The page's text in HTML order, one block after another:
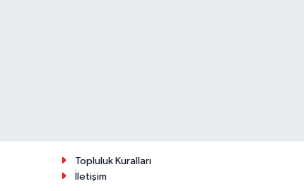
Topluluk Kuralları
İletişim